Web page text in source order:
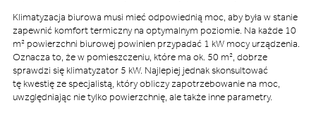
Klimatyzacja biurowa musi mieć odpowiednią moc, aby była w stanie
zapewnić komfort termiczny na optymalnym poziomie. Na każde 10
m² powierzchni biurowej powinien przypadać 1 kW mocy urządzenia.
Oznacza to, że w pomieszczeniu, które ma ok. 50 m², dobrze
sprawdzi się klimatyzator 5 kW. Najlepiej jednak skonsultować
tę kwestię ze specjalistą, który obliczy zapotrzebowanie na moc,
uwzględniając nie tylko powierzchnię, ale także inne parametry.